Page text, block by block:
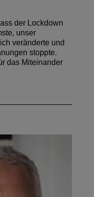
der Lockdown
unser
veränderte und
stoppte.
das Miteinander